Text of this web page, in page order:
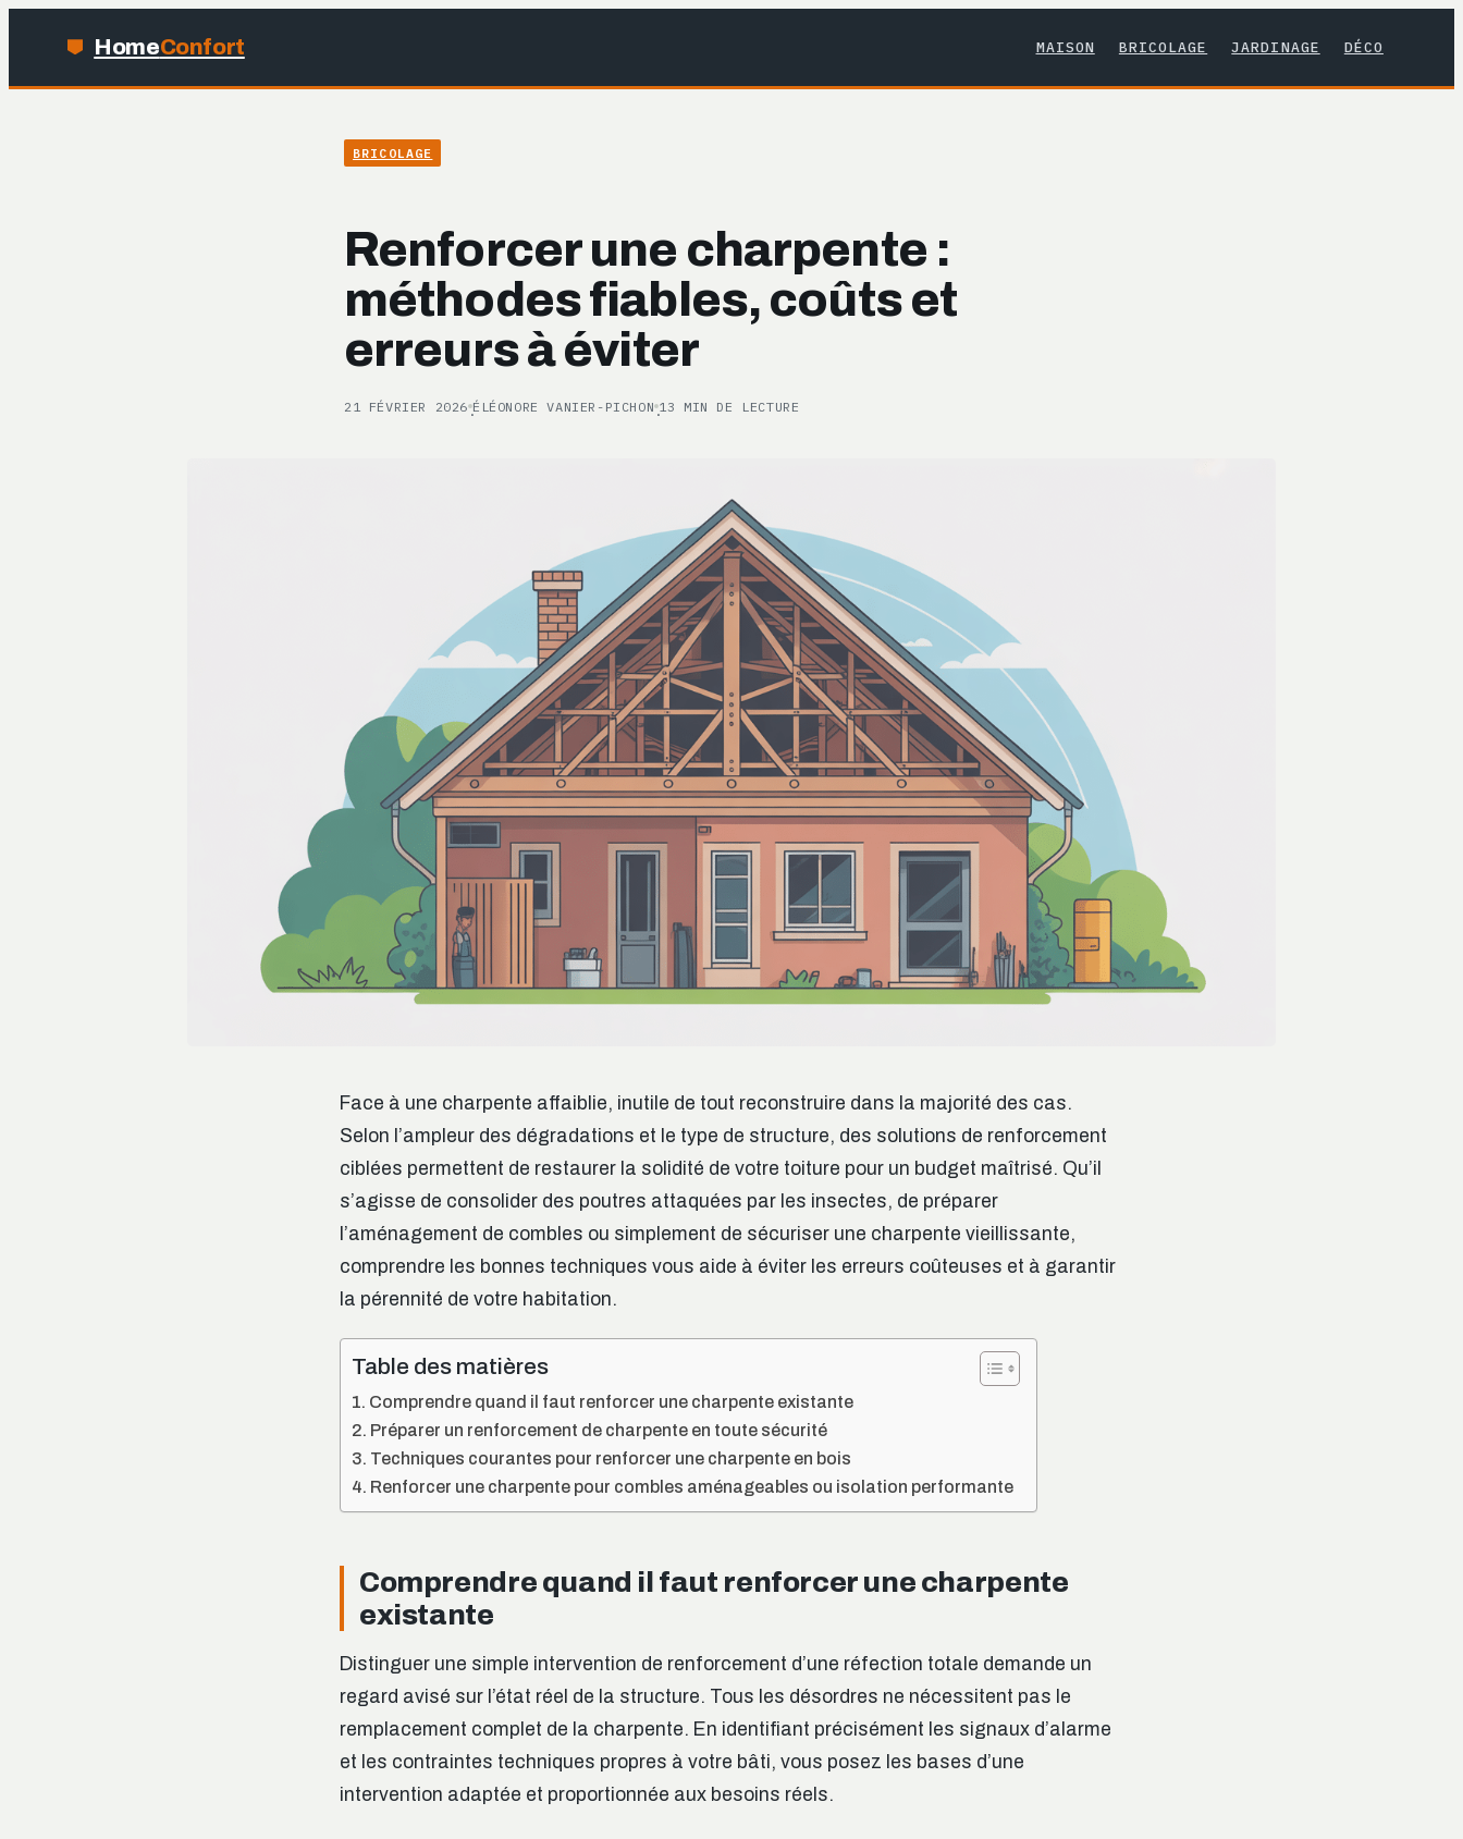
HomeConfort MAISON BRICOLAGE JARDINAGE DÉCO
BRICOLAGE
Renforcer une charpente :
méthodes fiables, coûts et
erreurs à éviter
21 FÉVRIER 2026 ·ÉLÉONORE VANIER-PICHON·13 MIN DE LECTURE
Face à une charpente affaiblie, inutile de tout reconstruire dans la majorité des cas.
Selon l’ampleur des dégradations et le type de structure, des solutions de renforcement
ciblées permettent de restaurer la solidité de votre toiture pour un budget maîtrisé. Qu’il
s’agisse de consolider des poutres attaquées par les insectes, de préparer
l’aménagement de combles ou simplement de sécuriser une charpente vieillissante,
comprendre les bonnes techniques vous aide à éviter les erreurs coûteuses et à garantir
la pérennité de votre habitation.
Table des matières
Comprendre quand il faut renforcer une charpente existante
Préparer un renforcement de charpente en toute sécurité
Techniques courantes pour renforcer une charpente en bois
Renforcer une charpente pour combles aménageables ou isolation performante
Comprendre quand il faut renforcer une charpente
existante
Distinguer une simple intervention de renforcement d’une réfection totale demande un
regard avisé sur l’état réel de la structure. Tous les désordres ne nécessitent pas le
remplacement complet de la charpente. En identifiant précisément les signaux d’alarme
et les contraintes techniques propres à votre bâti, vous posez les bases d’une
intervention adaptée et proportionnée aux besoins réels.